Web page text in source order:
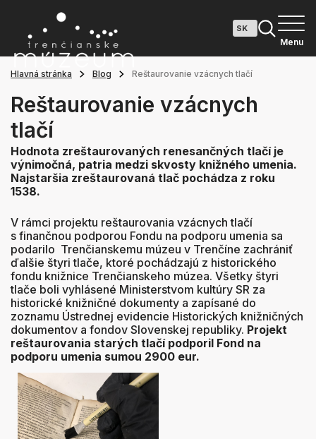
Menu
Hlavná stránka Blog Reštaurovanie vzácnych tlačí
Reštaurovanie vzácnych
tlačí
Hodnota zreštaurovaných renesančných tlačí je
výnimočná, patria medzi skvosty knižného umenia.
Najstaršia zreštaurovaná tlač pochádza z roku
1538.
V rámci projektu reštaurovania vzácnych tlačí
s finančnou podporou Fondu na podporu umenia sa
podarilo Trenčianskemu múzeu v Trenčíne zachrániť
ďalšie štyri tlače, ktoré pochádzajú z historického
fondu knižnice Trenčianskeho múzea. Všetky štyri
tlače boli vyhlásené Ministerstvom kultúry SR za
historické knižničné dokumenty a zapísané do
zoznamu Ústrednej evidencie Historických knižničných
dokumentov a fondov Slovenskej republiky. Projekt
reštaurovania starých tlačí podporil Fond na
podporu umenia sumou 2900 eur.